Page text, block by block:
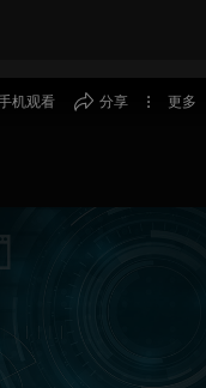
机观看 分享 更多